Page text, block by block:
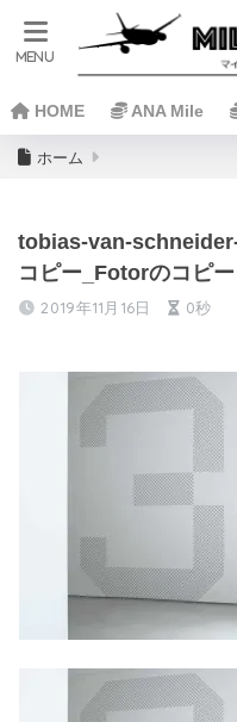
HOME ANA Mile
ホーム
tobias-van-
コピー_Fotorのコピー
2019年11月16日 0秒